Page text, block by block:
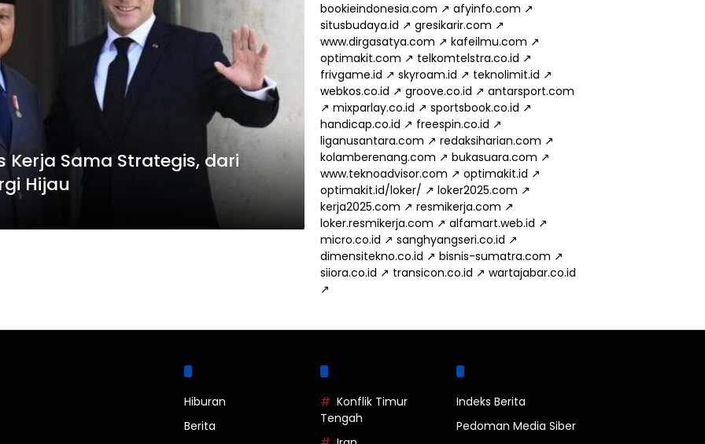
Kerja Sama Strategis, dari
Hijau
bookieindonesia.com ↗ afyinfo.com ↗
situsbudaya.id ↗ gresikarir.com ↗
www.dirgasatya.com ↗ kafeilmu.com ↗
optimakit.com ↗ telkomtelstra.co.id ↗
frivgame.id ↗ skyroam.id ↗ teknolimit.id ↗
webkos.co.id ↗ groove.co.id ↗ antarsport.com
↗ mixparlay.co.id ↗ sportsbook.co.id ↗
handicap.co.id ↗ freespin.co.id ↗
liganusantara.com ↗ redaksiharian.com ↗
kolamberenang.com ↗ bukasuara.com ↗
www.teknoadvisor.com ↗ optimakit.id ↗
optimakit.id/loker/ ↗ loker2025.com ↗
kerja2025.com ↗ resmikerja.com ↗
loker.resmikerja.com ↗ alfamart.web.id ↗
micro.co.id ↗ sanghyangseri.co.id ↗
dimensitekno.co.id ↗ bisnis-sumatra.com ↗
siiora.co.id ↗ transicon.co.id ↗ wartajabar.co.id
↗
Hiburan
Berita
Konflik Timur
Tengah
Indeks Berita
Pedoman Media Siber